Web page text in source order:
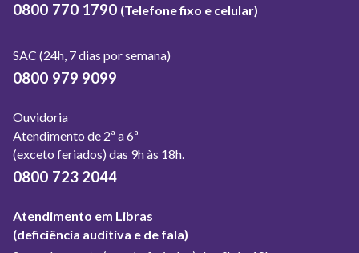
0800 770 1790 (Telefone fixo e celular)
SAC (24h, 7 dias por semana)
0800 979 9099
Ouvidoria
Atendimento de 2ª a 6ª
(exceto feriados) das 9h às 18h.
0800 723 2044
Atendimento em Libras
(deficiência auditiva e de fala)